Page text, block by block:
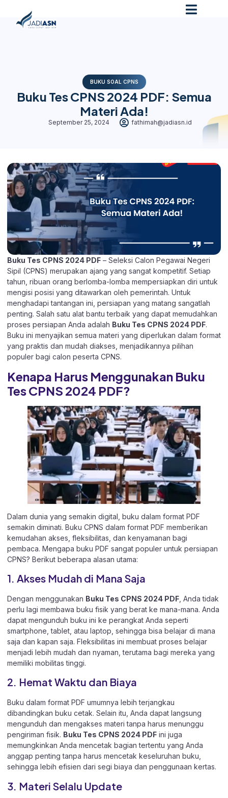
BUKU SOAL CPNS
Buku Tes CPNS 2024 PDF: Semua
Materi Ada!
September 25, 2024 fathimah@jadiasn.id
Buku Tes CPNS 2024 PDF – Seleksi Calon Pegawai Negeri
Sipil (CPNS) merupakan ajang yang sangat kompetitif. Setiap
tahun, ribuan orang berlomba-lomba mempersiapkan diri untuk
mengisi posisi yang ditawarkan oleh pemerintah. Untuk
menghadapi tantangan ini, persiapan yang matang sangatlah
penting. Salah satu alat bantu terbaik yang dapat memudahkan
proses persiapan Anda adalah Buku Tes CPNS 2024 PDF.
Buku ini menyajikan semua materi yang diperlukan dalam format
yang praktis dan mudah diakses, menjadikannya pilihan
populer bagi calon peserta CPNS.
Kenapa Harus Menggunakan Buku
Tes CPNS 2024 PDF?
Dalam dunia yang semakin digital, buku dalam format PDF
semakin diminati. Buku CPNS dalam format PDF memberikan
kemudahan akses, fleksibilitas, dan kenyamanan bagi
pembaca. Mengapa buku PDF sangat populer untuk persiapan
CPNS? Berikut beberapa alasan utama:
1. Akses Mudah di Mana Saja
Dengan menggunakan Buku Tes CPNS 2024 PDF , Anda tidak
perlu lagi membawa buku fisik yang berat ke mana-mana. Anda
dapat mengunduh buku ini ke perangkat Anda seperti
smartphone, tablet, atau laptop, sehingga bisa belajar di mana
saja dan kapan saja. Fleksibilitas ini membuat proses belajar
menjadi lebih mudah dan nyaman, terutama bagi mereka yang
memiliki mobilitas tinggi.
2. Hemat Waktu dan Biaya
Buku dalam format PDF umumnya lebih terjangkau
dibandingkan buku cetak. Selain itu, Anda dapat langsung
mengunduh dan mengakses materi tanpa harus menunggu
pengiriman fisik. Buku Tes CPNS 2024 PDF ini juga
memungkinkan Anda mencetak bagian tertentu yang Anda
anggap penting tanpa harus mencetak keseluruhan buku,
sehingga lebih efisien dari segi biaya dan penggunaan kertas.
3. Materi Selalu Update